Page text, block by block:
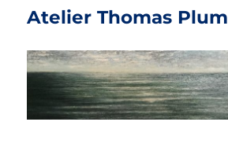
Atelier Thomas Plum